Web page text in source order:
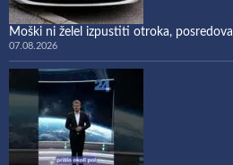
Moški ni želel izpustiti otroka,
07.08.2026